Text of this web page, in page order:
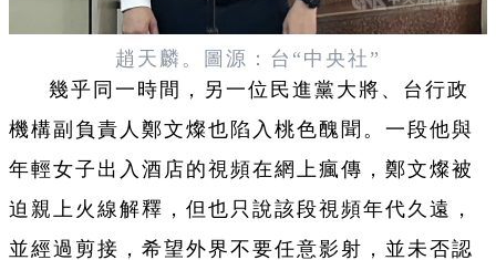
趙天麟。圖源：台“中央社”
幾乎同一時間，另一位民進黨大將、台行政
機構副負責人鄭文燦也陷入桃色醜聞。一段他與
年輕女子出入酒店的視頻在網上瘋傳，鄭文燦被
迫親上火線解釋，但也只說該段視頻年代久遠，
並經過剪接，希望外界不要任意影射，並未否認